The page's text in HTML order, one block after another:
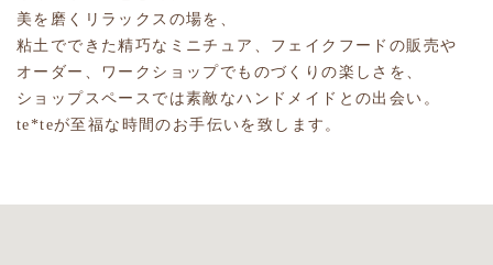
美を磨くリラックスの場を、
粘土でできた精巧なミニチュア、フェイクフードの販売や
オーダー、ワークショップでものづくりの楽しさを、
ショップスペースでは素敵なハンドメイドとの出会い。
te*teが至福な時間のお手伝いを致します。